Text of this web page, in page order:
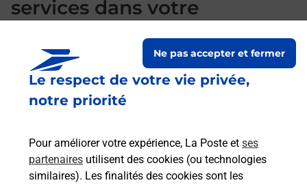
Le respect de votre vie privée,
notre priorité
Pour améliorer votre expérience, La Poste et ses
partenaires utilisent des cookies (ou technologies
similaires). Les finalités des cookies sont les
Ne pas accepter et fermer
services dans votre